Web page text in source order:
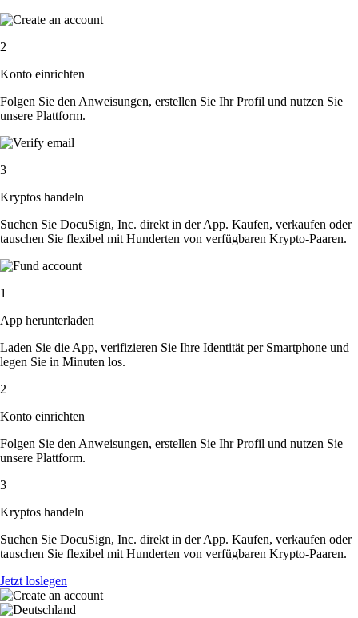
2
Konto einrichten
Folgen Sie den Anweisungen, erstellen Sie Ihr Profil und nutzen Sie
unsere Plattform.
3
Kryptos handeln
Suchen Sie DocuSign, Inc. direkt in der App. Kaufen, verkaufen oder
tauschen Sie flexibel mit Hunderten von verfügbaren Krypto-Paaren.
1
App herunterladen
Laden Sie die App, verifizieren Sie Ihre Identität per Smartphone und
legen Sie in Minuten los.
2
Konto einrichten
Folgen Sie den Anweisungen, erstellen Sie Ihr Profil und nutzen Sie
unsere Plattform.
3
Kryptos handeln
Suchen Sie DocuSign, Inc. direkt in der App. Kaufen, verkaufen oder
tauschen Sie flexibel mit Hunderten von verfügbaren Krypto-Paaren.
Jetzt loslegen